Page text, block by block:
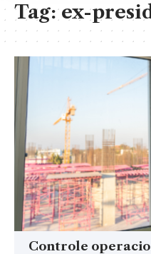
Tag:ex-
Controle